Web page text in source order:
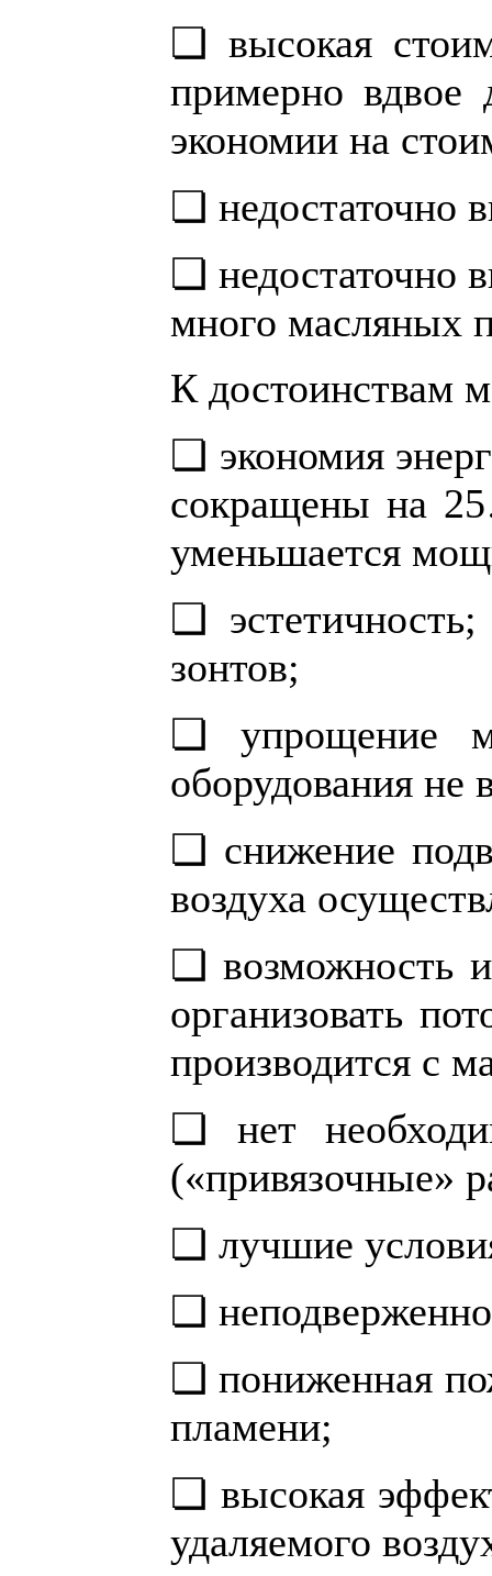
❏ высокая
примерно вдвое
экономии на
❏ недостаточно
❏ недостаточно
много масляных
К достоинствам
❏ экономия
сокращены на
уменьшается
❏
зонтов;
❏ упрощение
оборудования не
❏ снижение
воздуха
❏ возможность
организовать
производится с
❏ нет
(«привязочные»
❏ лучшие
❏
❏ пониженная
пламени;
❏ высокая
удаляемого